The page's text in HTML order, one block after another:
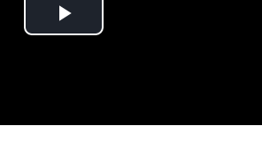
Play Video